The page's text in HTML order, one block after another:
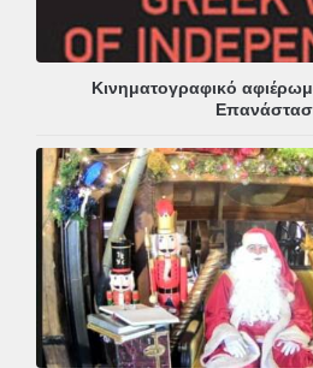
Κινηματογραφικό